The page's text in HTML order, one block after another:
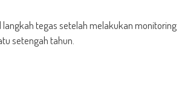
tegas setelah melakukan monitoring
setengah tahun.